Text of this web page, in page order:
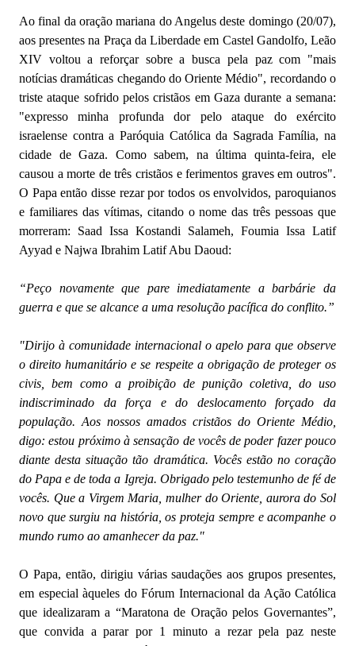
Ao final da oração mariana do Angelus deste domingo (20/07),
aos presentes na Praça da Liberdade em Castel Gandolfo, Leão
XIV voltou a reforçar sobre a busca pela paz com "mais
notícias dramáticas chegando do Oriente Médio", recordando o
triste ataque sofrido pelos cristãos em Gaza durante a semana:
"expresso minha profunda dor pelo ataque do exército
israelense contra a Paróquia Católica da Sagrada Família, na
cidade de Gaza. Como sabem, na última quinta-feira, ele
causou a morte de três cristãos e ferimentos graves em outros".
O Papa então disse rezar por todos os envolvidos, paroquianos
e familiares das vítimas, citando o nome das três pessoas que
morreram: Saad Issa Kostandi Salameh, Foumia Issa Latif
Ayyad e Najwa Ibrahim Latif Abu Daoud:
“Peço novamente que pare imediatamente a barbárie da
guerra e que se alcance a uma resolução pacífica do conflito.”
"Dirijo à comunidade internacional o apelo para que observe
o direito humanitário e se respeite a obrigação de proteger os
civis, bem como a proibição de punição coletiva, do uso
indiscriminado da força e do deslocamento forçado da
população. Aos nossos amados cristãos do Oriente Médio,
digo: estou próximo à sensação de vocês de poder fazer pouco
diante desta situação tão dramática. Vocês estão no coração
do Papa e de toda a Igreja. Obrigado pelo testemunho de fé de
vocês. Que a Virgem Maria, mulher do Oriente, aurora do Sol
novo que surgiu na história, os proteja sempre e acompanhe o
mundo rumo ao amanhecer da paz."
O Papa, então, dirigiu várias saudações aos grupos presentes,
em especial àqueles do Fórum Internacional da Ação Católica
que idealizaram a “Maratona de Oração pelos Governantes”,
que convida a parar por 1 minuto a rezar pela paz neste